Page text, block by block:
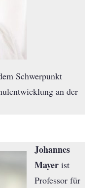
Schwerpunkt
an der
Johannes
Mayer ist
Professor für